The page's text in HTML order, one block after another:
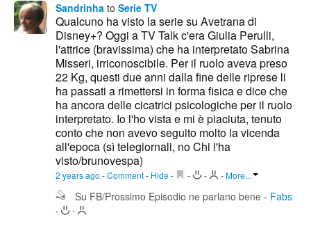
Sandrinha to Serie TV
Qualcuno ha visto la serie su Avetrana di
Disney+? Oggi a TV Talk c'era Giulia Perulli,
l'attrice (bravissima) che ha interpretato Sabrina
Misseri, irriconoscibile. Per il ruolo aveva preso
22 Kg, questi due anni dalla fine delle riprese li
ha passati a rimettersi in forma fisica e dice che
ha ancora delle cicatrici psicologiche per il ruolo
interpretato. Io l'ho vista e mi è piaciuta, tenuto
conto che non avevo seguito molto la vicenda
all'epoca (sì telegiornali, no Chi l'ha
visto/brunovespa)
2 years ago -Comment- Hide - - - -More...
Su FB/Prossimo Episodio ne parlano bene - Fabs
- -